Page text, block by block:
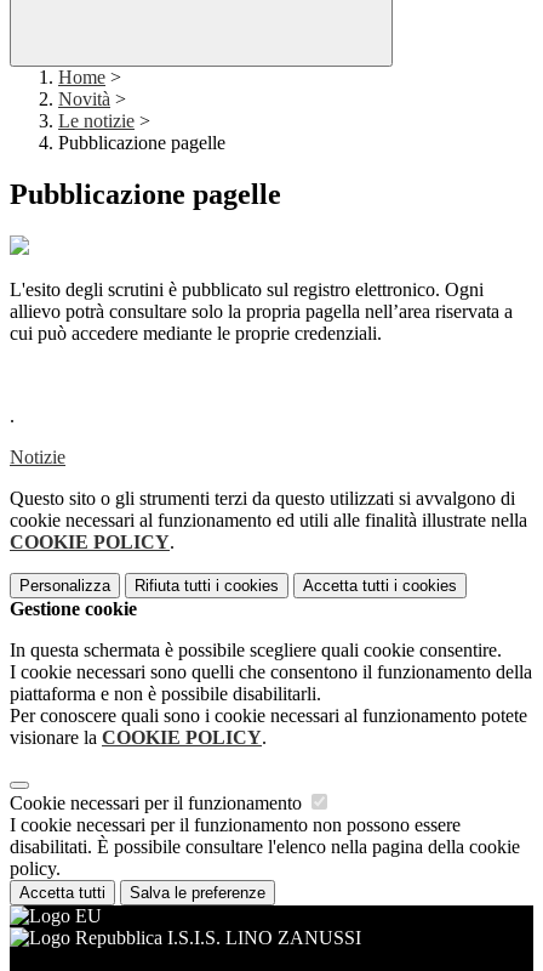
Home >
Novità >
Le notizie >
Pubblicazione pagelle
Pubblicazione pagelle
L'esito degli scrutini è pubblicato sul registro elettronico. Ogni
allievo potrà consultare solo la propria pagella nell’area riservata a
cui può accedere mediante le proprie credenziali.
.
Notizie
Questo sito o gli strumenti terzi da questo utilizzati si avvalgono di
cookie necessari al funzionamento ed utili alle finalità illustrate nella
COOKIE POLICY.
Personalizza Rifiuta tutti i cookies Accetta tutti i cookies
Gestione cookie
In questa schermata è possibile scegliere quali cookie consentire.
I cookie necessari sono quelli che consentono il funzionamento della
piattaforma e non è possibile disabilitarli.
Per conoscere quali sono i cookie necessari al funzionamento potete
visionare la COOKIE POLICY.
Cookie necessari per il funzionamento
I cookie necessari per il funzionamento non possono essere
disabilitati. È possibile consultare l'elenco nella pagina della cookie
policy.
Accetta tutti Salva le preferenze
I.S.I.S. LINO ZANUSSI